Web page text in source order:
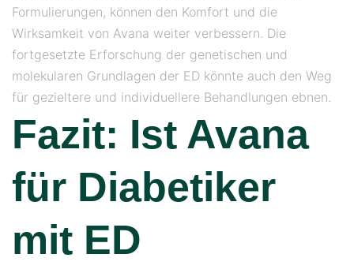
Formulierungen, können den Komfort und die
Wirksamkeit von Avana weiter verbessern. Die
fortgesetzte Erforschung der genetischen und
molekularen Grundlagen der ED könnte auch den Weg
für gezieltere und individuellere Behandlungen ebnen.
Fazit: Ist Avana
für Diabetiker
mit ED